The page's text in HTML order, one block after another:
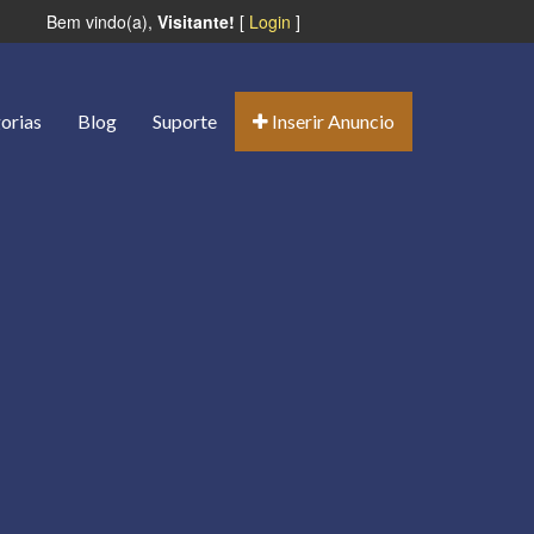
Bem vindo(a), Visitante! [ Login ]
Inserir Anuncio
Blog Suporte